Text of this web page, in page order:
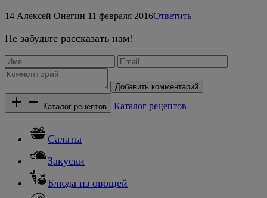
14 Алексей Онегин 11 февраля 2016Ответить
Не забудьте рассказать нам!
Добавить комментарий
Каталог рецептов Каталог рецептов
Салаты
Закуски
Блюда из овощей